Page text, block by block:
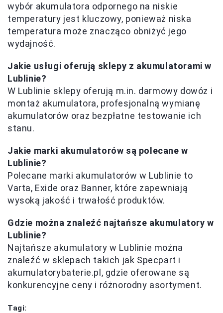
wybór akumulatora odpornego na niskie
temperatury jest kluczowy, ponieważ niska
temperatura może znacząco obniżyć jego
wydajność.
Jakie usługi oferują sklepy z akumulatorami w
Lublinie?
W Lublinie sklepy oferują m.in. darmowy dowóz i
montaż akumulatora, profesjonalną wymianę
akumulatorów oraz bezpłatne testowanie ich
stanu.
Jakie marki akumulatorów są polecane w
Lublinie?
Polecane marki akumulatorów w Lublinie to
Varta, Exide oraz Banner, które zapewniają
wysoką jakość i trwałość produktów.
Gdzie można znaleźć najtańsze akumulatory w
Lublinie?
Najtańsze akumulatory w Lublinie można
znaleźć w sklepach takich jak Specpart i
akumulatorybaterie.pl, gdzie oferowane są
konkurencyjne ceny i różnorodny asortyment.
Tagi: